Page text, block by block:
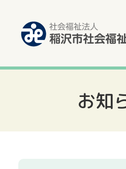
社協と
社協事
お知